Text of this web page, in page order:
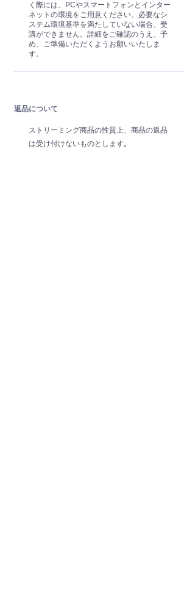
く際には、PCやスマートフォンとインター
ネットの環境をご用意ください。必要なシ
ステム環境基準を満たしていない場合、受
講ができません。詳細をご確認のうえ、予
め、ご準備いただくようお願いいたしま
す。
返品について
ストリーミング商品の性質上、商品の返品
は受け付けないものとします｡